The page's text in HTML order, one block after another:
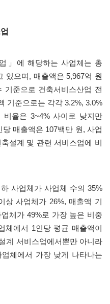
」 에 해당하는 사업체는 총
있으며 , 매출액은5,967억 원
기준으로 건축서비스산업 전
기준으로는 각각 3.2%, 3.0%
비율은 3~4%사이로 낮지만
당 매출액은 107백만 원 , 사업
설계 및 관련 서비스업에 비
사업체가 사업체 수의 35%
상 사업체가 26%, 매출액 기
업체가49%로 가장 높은 비중
체에서 1인당 평균 매출액이
계 서비스업에서뿐만 아니라
체에서 가장 낮게 나타나는